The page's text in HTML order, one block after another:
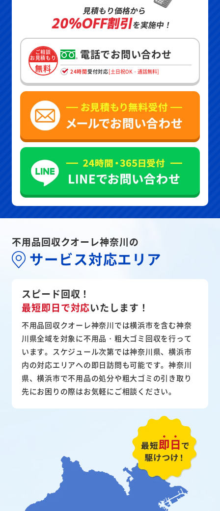
見積もり価格から
20%OFF割引を実施中！
ご相談
お見積もり
無料
電話でお問い合わせ
24時間受付対応[土日祝OK・通話無料]
不用品回収クオーレ神奈川の
サービス対応エリア
スピード回収！
最短即日で対応いたします！
不用品回収クオーレ神奈川では横浜市を含む神奈
川県全域を対象に不用品・粗大ゴミ回収を行って
います。スケジュール次第では神奈川県、横浜市
内の対応エリアへの即日訪問も可能です。神奈川
県、横浜市で不用品の処分や粗大ゴミの引き取り
先にお困りの際はお気軽にご相談ください。